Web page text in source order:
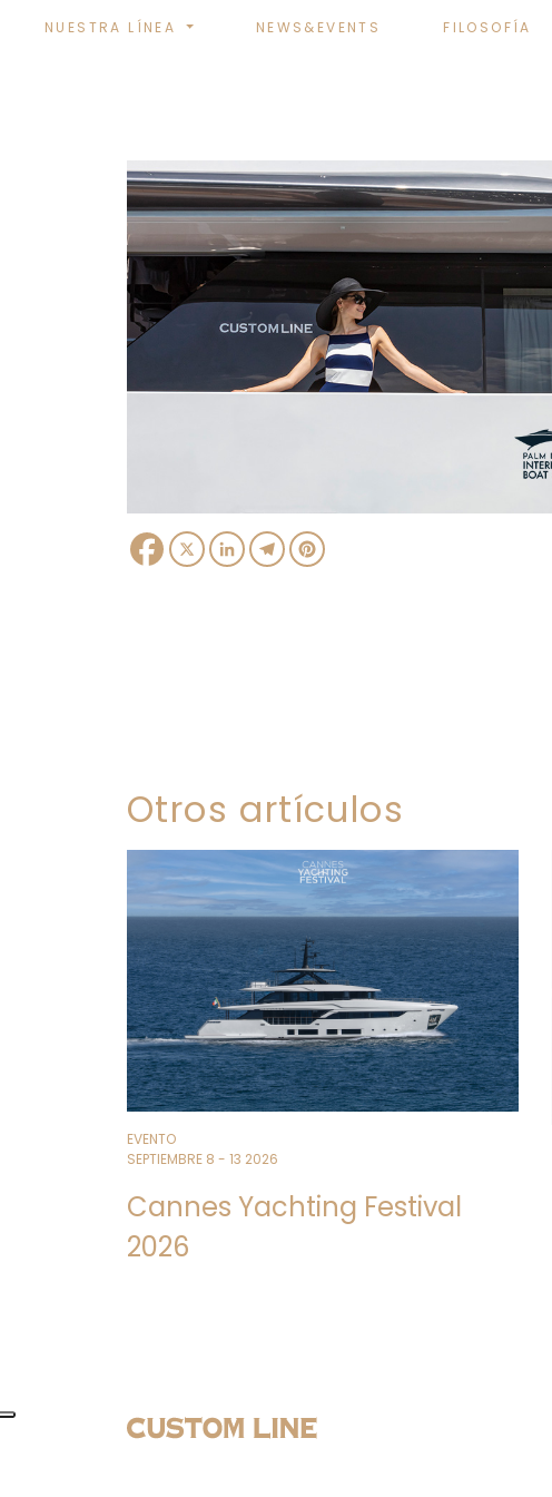
NUESTRA LÍNEA NEWS&EVENTS FILOSOFÍA
Facebook
X LinkedInTelegram
Otros artículos
EVENTO
SEPTIEMBRE 8 - 13 2026
Cannes Yachting Festival
2026